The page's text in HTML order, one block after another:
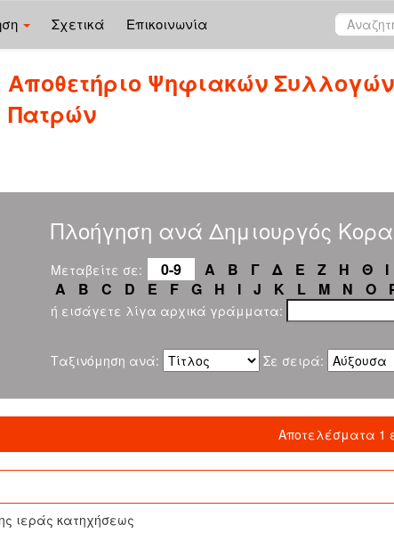
Σχετικά Επικοινωνία
Αποθετήριο Ψηφιακών Συλλογών
Πατρών
Πλοήγηση ανά Δημιουργός
Μεταβείτε σε: 0-9 Α Β Γ Δ Ε Ζ Η Θ Ι
A
B C D E F G H I J K L M N O
ή εισάγετε λίγα αρχικά γράμματα:
Ταξινόμηση ανά: Σε σειρά:
Αποτελέσματα 1
ιεράς κατηχήσεως